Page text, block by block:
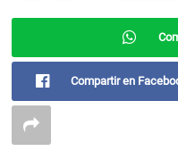
Compartir en